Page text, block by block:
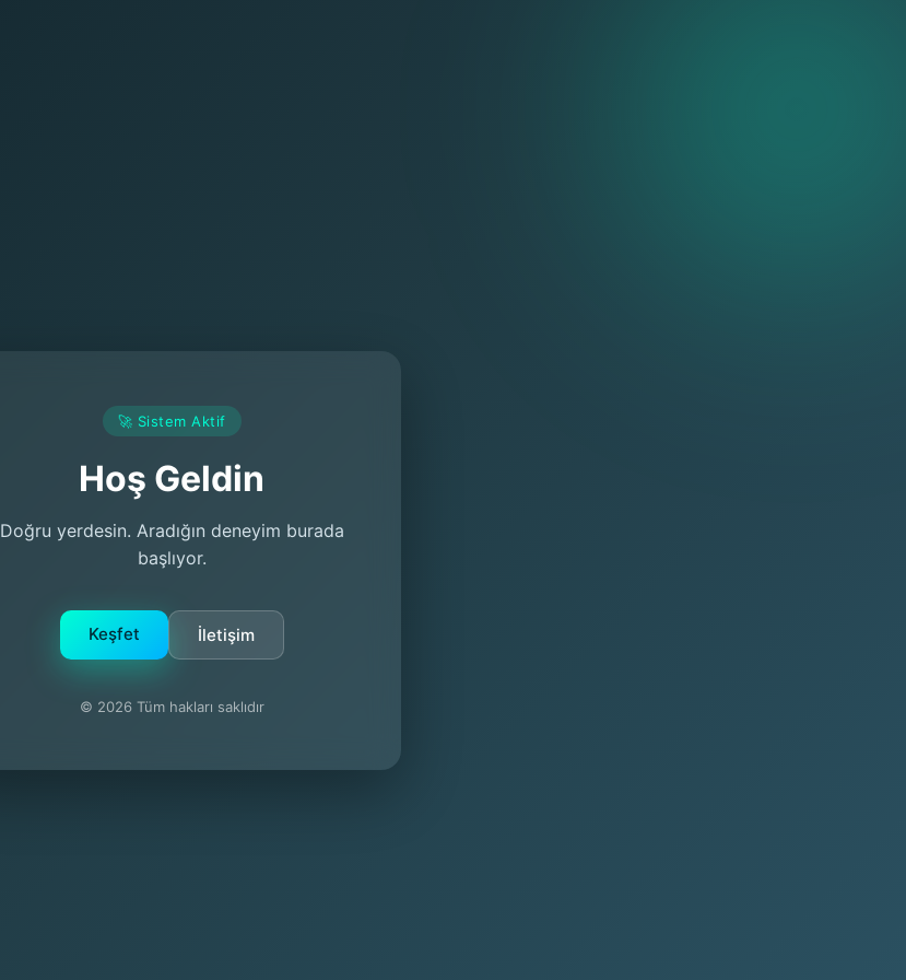
🚀 Sistem Aktif
Hoş Geldin
Doğru yerdesin. Aradığın deneyim burada
başlıyor.
Keşfet İletişim
© 2026 Tüm hakları saklıdır